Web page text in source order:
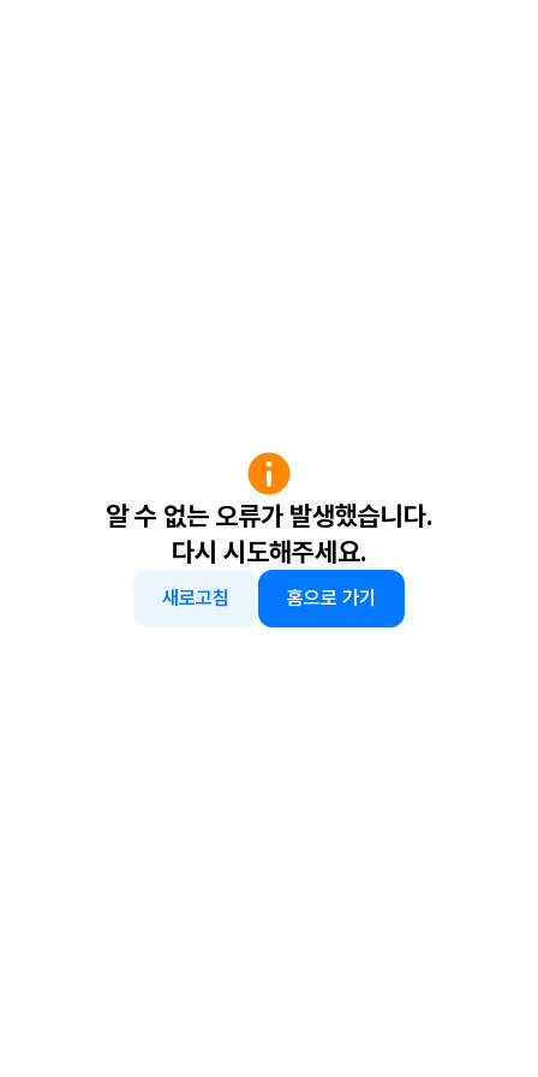
알 수 없는 오류가 발생했습니다.
다시 시도해주세요.
새로고침 홈으로 가기